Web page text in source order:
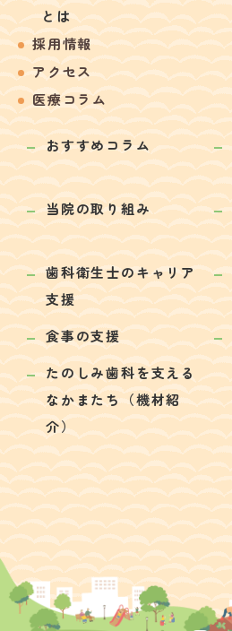
とは
採用情報
アクセス
医療コラム
おすすめコラム
当院の取り組み
歯科衛生士のキャリア
支援
食事の支援
たのしみ歯科を支える
なかまたち（機材紹
介）